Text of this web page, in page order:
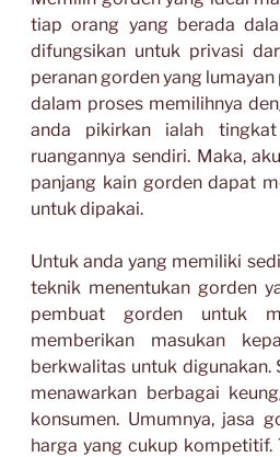
tiap orang yang berada
difungsikan untuk privasi
peranan gorden yang
dalam proses memilihnya
anda pikirkan ialah
ruangannya sendiri. Maka,
panjang kain gorden dapat
untuk dipakai.
Untuk anda yang memiliki
teknik menentukan gorden
pembuat gorden untuk
memberikan masukan
berkwalitas untuk digunakan.
menawarkan berbagai
konsumen. Umumnya, jasa
harga yang cukup kompetitif.